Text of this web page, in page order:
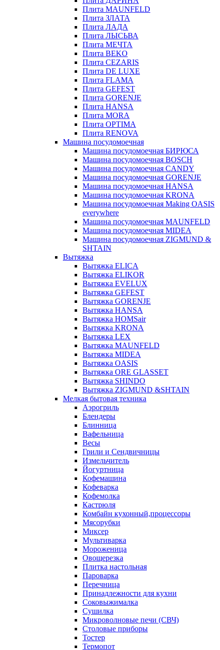
Плита MAUNFELD
Плита ЗЛАТА
Плита ЛАДА
Плита ЛЫСЬВА
Плита МЕЧТА
Плита BEKO
Плита CEZARIS
Плита DE LUXE
Плита FLAMA
Плита GEFEST
Плита GORENJE
Плита HANSA
Плита MORA
Плита OPTIMA
Плита RENOVA
Машина посудомоечная
Машина посудомоечная БИРЮСА
Машина посудомоечная BOSCH
Машина посудомоечная CANDY
Машина посудомоечная GORENJE
Машина посудомоечная HANSA
Машина посудомоечная KRONA
Машина посудомоечная Making OASIS
everywhere
Машина посудомоечная MAUNFELD
Машина посудомоечная MIDEA
Машина посудомоечная ZIGMUND &
SHTAIN
Вытяжка
Вытяжка ELICA
Вытяжка ELIKOR
Вытяжка EVELUX
Вытяжка GEFEST
Вытяжка GORENJE
Вытяжка HANSA
Вытяжка HOMSair
Вытяжка KRONA
Вытяжка LEX
Вытяжка MAUNFELD
Вытяжка MIDEA
Вытяжка OASIS
Вытяжка ORE GLASSET
Вытяжка SHINDO
Вытяжка ZIGMUND &SHTAIN
Мелкая бытовая техника
Аэрогриль
Блендеры
Блинница
Вафельница
Весы
Грили и Сендвичницы
Измельчитель
Йогуртница
Кофемашина
Кофеварка
Кофемолка
Кастрюля
Комбайн кухонный,процессоры
Мясорубки
Миксер
Мультиварка
Мороженица
Овощерезка
Плитка настольная
Пароварка
Перечница
Принадлежности для кухни
Соковыжималка
Сушилка
Микроволновые печи (СВЧ)
Столовые приборы
Тостер
Термопот